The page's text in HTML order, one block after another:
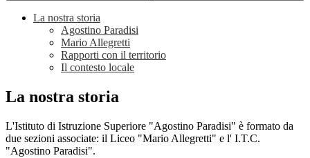
La nostra storia
Agostino Paradisi
Mario Allegretti
Rapporti con il territorio
Il contesto locale
La nostra storia
L'Istituto di Istruzione Superiore "Agostino Paradisi" è formato da
due sezioni associate: il Liceo "Mario Allegretti" e l' I.T.C.
"Agostino Paradisi".